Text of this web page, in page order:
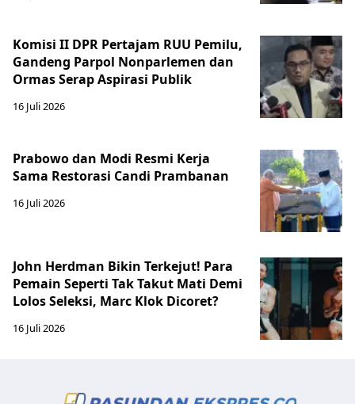
Komisi II DPR Pertajam RUU Pemilu,
Gandeng Parpol Nonparlemen dan
Ormas Serap Aspirasi Publik
16 Juli 2026
Prabowo dan Modi Resmi Kerja
Sama Restorasi Candi Prambanan
16 Juli 2026
John Herdman Bikin Terkejut! Para
Pemain Seperti Tak Takut Mati Demi
Lolos Seleksi, Marc Klok Dicoret?
16 Juli 2026